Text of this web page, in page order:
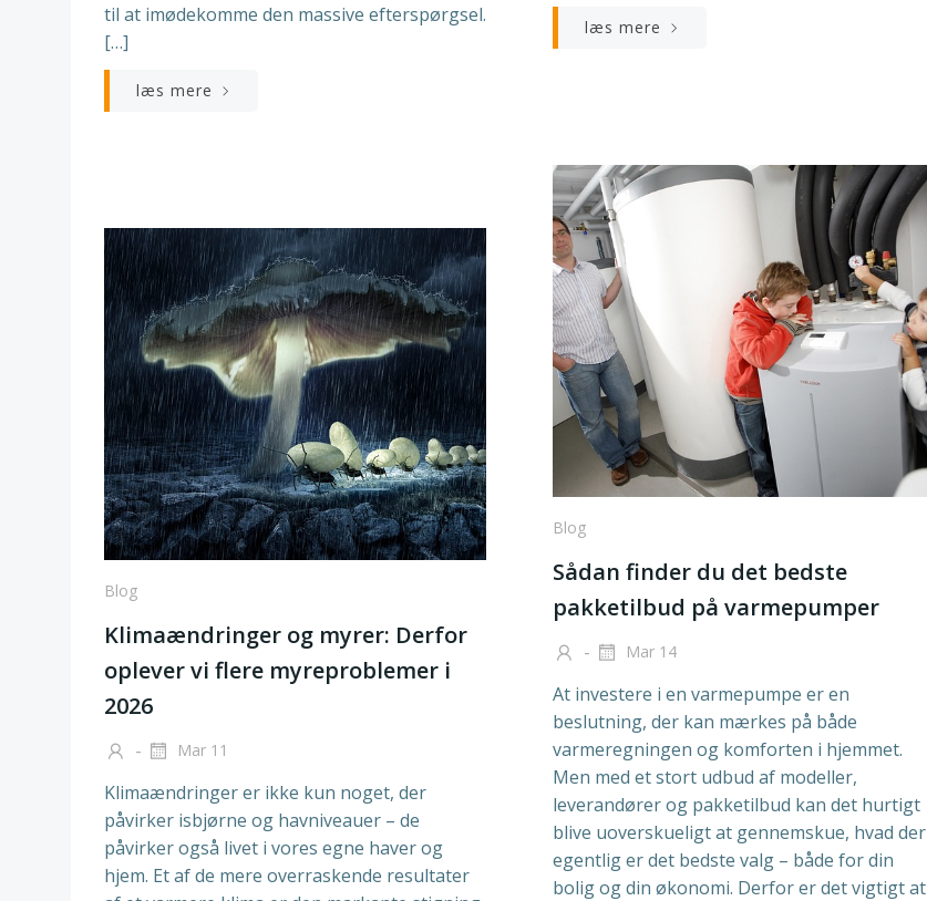
læs mere
til at imødekomme den massive efterspørgsel.
[…]
læs mere
Blog
Sådan finder du det bedste
pakketilbud på varmepumper
- Mar 14
At investere i en varmepumpe er en
beslutning, der kan mærkes på både
varmeregningen og komforten i hjemmet.
Men med et stort udbud af modeller,
leverandører og pakketilbud kan det hurtigt
blive uoverskueligt at gennemskue, hvad der
egentlig er det bedste valg – både for din
bolig og din økonomi. Derfor er det vigtigt at
Blog
Klimaændringer og myrer: Derfor
oplever vi flere myreproblemer i
2026
- Mar 11
Klimaændringer er ikke kun noget, der
påvirker isbjørne og havniveauer – de
påvirker også livet i vores egne haver og
hjem. Et af de mere overraskende resultater